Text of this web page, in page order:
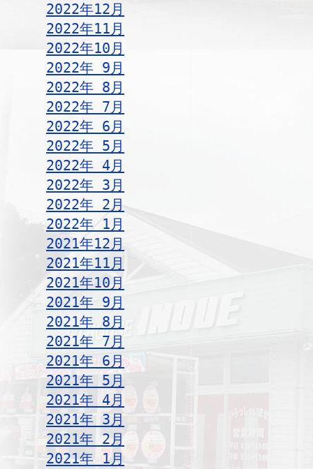
2022年12月
2022年11月
2022年10月
2022年 9月
2022年 8月
2022年 7月
2022年 6月
2022年 5月
2022年 4月
2022年 3月
2022年 2月
2022年 1月
2021年12月
2021年11月
2021年10月
2021年 9月
2021年 8月
2021年 7月
2021年 6月
2021年 5月
2021年 4月
2021年 3月
2021年 2月
2021年 1月